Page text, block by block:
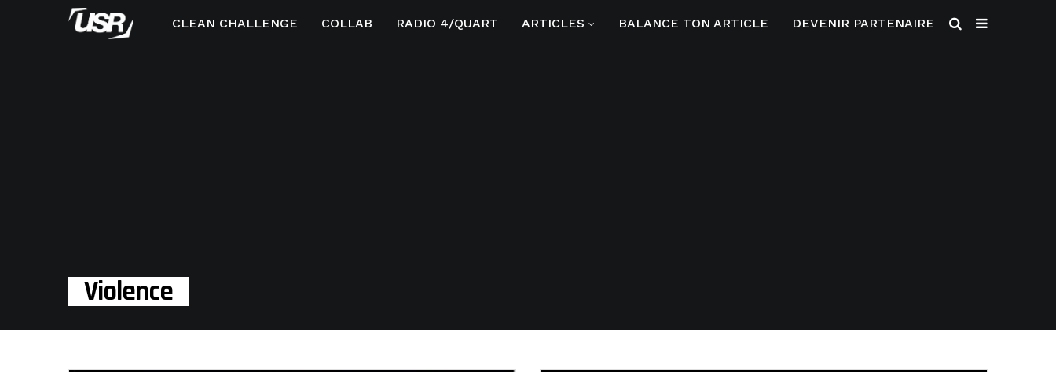
CLEAN CHALLENGE COLLAB RADIO 4/QUART ARTICLES BALANCE TON ARTICLE DEVENIR PARTENAIRE
Violence